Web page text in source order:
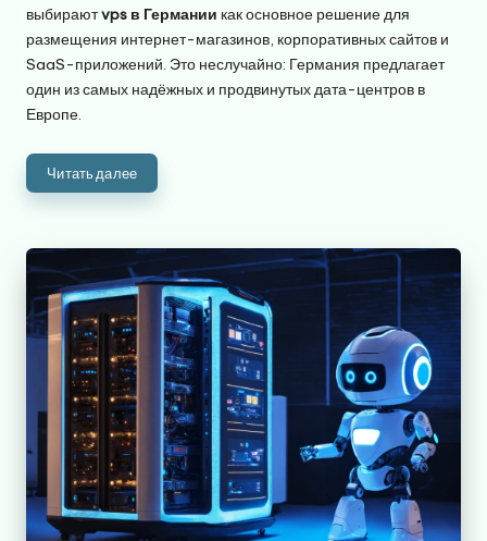
выбираютvps в Германии как основное решение для
размещения интернет-магазинов, корпоративных сайтов и
SaaS-приложений. Это неслучайно: Германия предлагает
один из самых надёжных и продвинутых дата-центров в
Европе.
Читать далее